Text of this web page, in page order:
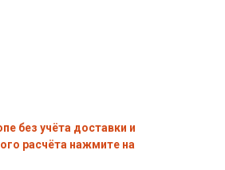
без учёта доставки и
расчёта нажмите на